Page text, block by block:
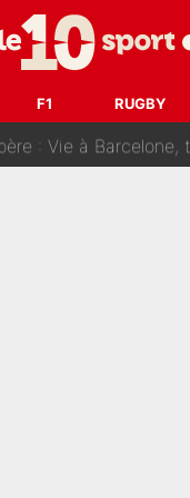
F1 RUGBY
: Voilà les
CMA CGM pour
transfert au